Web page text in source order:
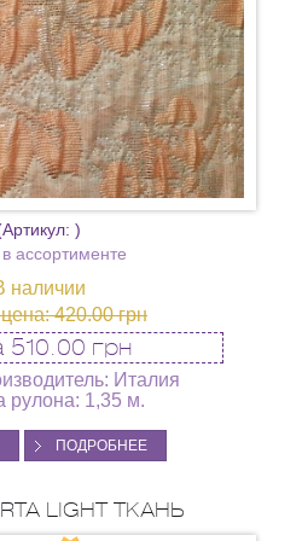
)
ассортименте
наличии
420.00 грн
510.00 грн
Италия
рулона: 1,35 м.
ПОДРОБНЕЕ
LIGHT ТКАНЬ